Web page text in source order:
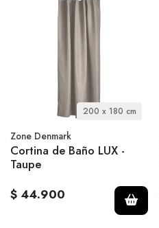
200 x 180 cm
Zone Denmark
Cortina de Baño LUX -
Taupe
$ 44.900